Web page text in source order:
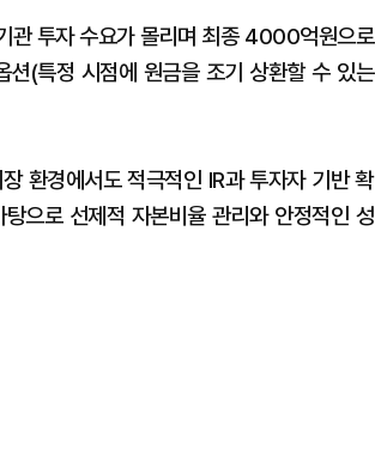
관 투자 수요가 몰리며 최종 4000억원으로
(특정 시점에 원금을 조기 상환할 수 있는
환경에서도 적극적인 IR과 투자자 기반 확
으로 선제적 자본비율 관리와 안정적인 성